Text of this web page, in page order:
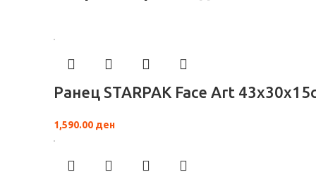
Ранец STARPAK Face Art
1,590.00 ден